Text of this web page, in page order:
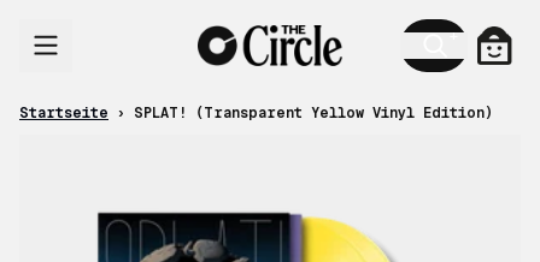
Startseite › SPLAT! (Transparent Yellow Vinyl Edition)